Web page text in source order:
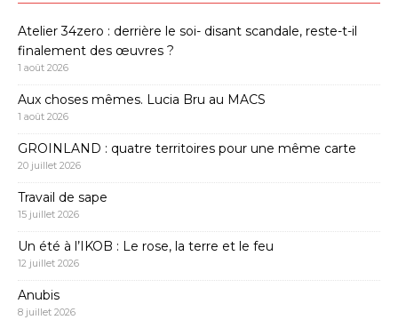
Atelier 34zero : derrière le soi- disant scandale, reste-t-il
finalement des œuvres ?
1 août 2026
Aux choses mêmes. Lucia Bru au MACS
1 août 2026
GROINLAND : quatre territoires pour une même carte
20 juillet 2026
Travail de sape
15 juillet 2026
Un été à l’IKOB : Le rose, la terre et le feu
12 juillet 2026
Anubis
8 juillet 2026